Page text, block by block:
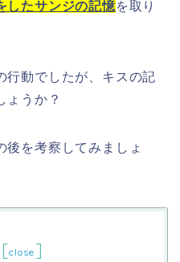
したサンジの記憶を取り
行動でしたが、キスの記
ょうか？
後を考察してみましょ
[close ]